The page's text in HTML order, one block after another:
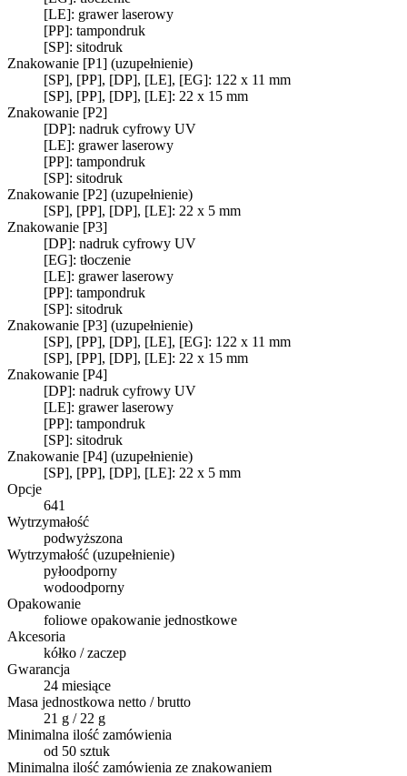
[LE]: grawer laserowy
[PP]: tampondruk
[SP]: sitodruk
Znakowanie [P1] (uzupełnienie)
[SP], [PP], [DP], [LE], [EG]: 122 x 11 mm
[SP], [PP], [DP], [LE]: 22 x 15 mm
Znakowanie [P2]
[DP]: nadruk cyfrowy UV
[LE]: grawer laserowy
[PP]: tampondruk
[SP]: sitodruk
Znakowanie [P2] (uzupełnienie)
[SP], [PP], [DP], [LE]: 22 x 5 mm
Znakowanie [P3]
[DP]: nadruk cyfrowy UV
[EG]: tłoczenie
[LE]: grawer laserowy
[PP]: tampondruk
[SP]: sitodruk
Znakowanie [P3] (uzupełnienie)
[SP], [PP], [DP], [LE], [EG]: 122 x 11 mm
[SP], [PP], [DP], [LE]: 22 x 15 mm
Znakowanie [P4]
[DP]: nadruk cyfrowy UV
[LE]: grawer laserowy
[PP]: tampondruk
[SP]: sitodruk
Znakowanie [P4] (uzupełnienie)
[SP], [PP], [DP], [LE]: 22 x 5 mm
Opcje
641
Wytrzymałość
podwyższona
Wytrzymałość (uzupełnienie)
pyłoodporny
wodoodporny
Opakowanie
foliowe opakowanie jednostkowe
Akcesoria
kółko / zaczep
Gwarancja
24 miesiące
Masa jednostkowa netto / brutto
21 g / 22 g
Minimalna ilość zamówienia
od 50 sztuk
Minimalna ilość zamówienia ze znakowaniem